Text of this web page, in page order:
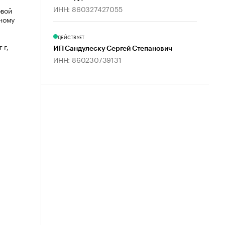
г,
ИНН: 860327427055
ДЕЙСТВУЕТ
ИП Сандулеску Сергей Степанович
ИНН: 860230739131